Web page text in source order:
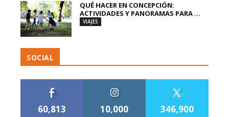
QUÉ HACER EN CONCEPCIÓN:
ACTIVIDADES Y PANORAMAS PARA ...
VIAJES
SOCIAL
60,813 10,000 346,900